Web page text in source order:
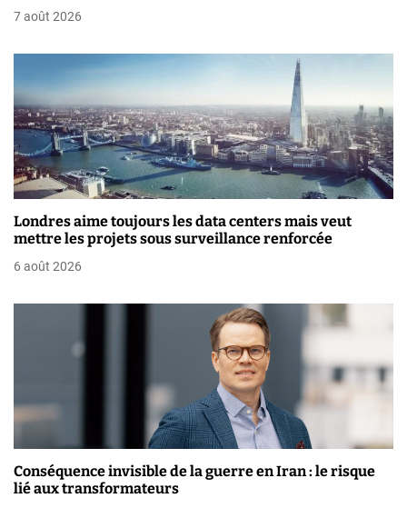
’
a
r
t
i
c
l
7 août 2026
Londres aime toujours les data centers mais veut
mettre les projets sous surveillance renforcée
6 août 2026
Conséquence invisible de la guerre en Iran : le risque
lié aux transformateurs